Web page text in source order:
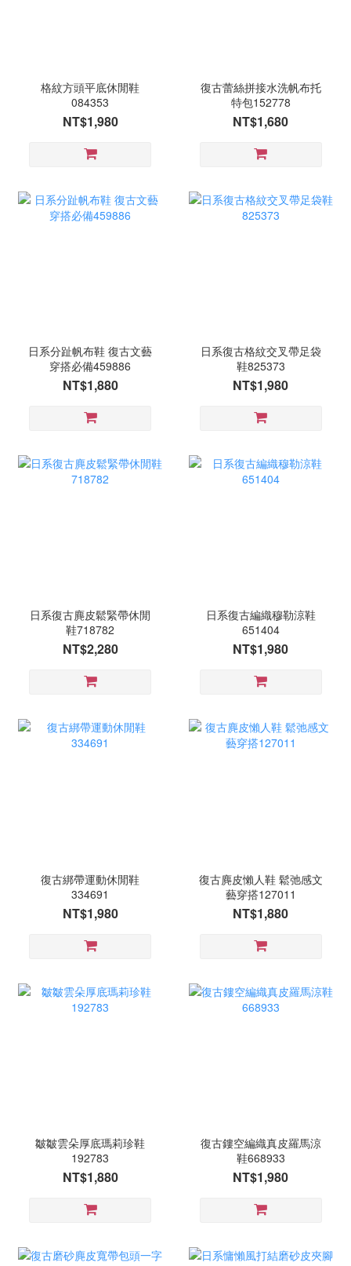
格紋方頭平底休閒鞋
084353
NT$1,980
復古蕾絲拼接水洗帆布托
特包152778
NT$1,680
日系分趾帆布鞋 復古文藝
穿搭必備459886
NT$1,880
日系復古格紋交叉帶足袋
鞋825373
NT$1,980
日系復古麂皮鬆緊帶休閒
鞋718782
NT$2,280
日系復古編織穆勒涼鞋
651404
NT$1,980
復古綁帶運動休閒鞋
334691
NT$1,980
復古麂皮懶人鞋 鬆弛感文
藝穿搭127011
NT$1,880
皺皺雲朵厚底瑪莉珍鞋
192783
NT$1,880
復古鏤空編織真皮羅馬涼
鞋668933
NT$1,980